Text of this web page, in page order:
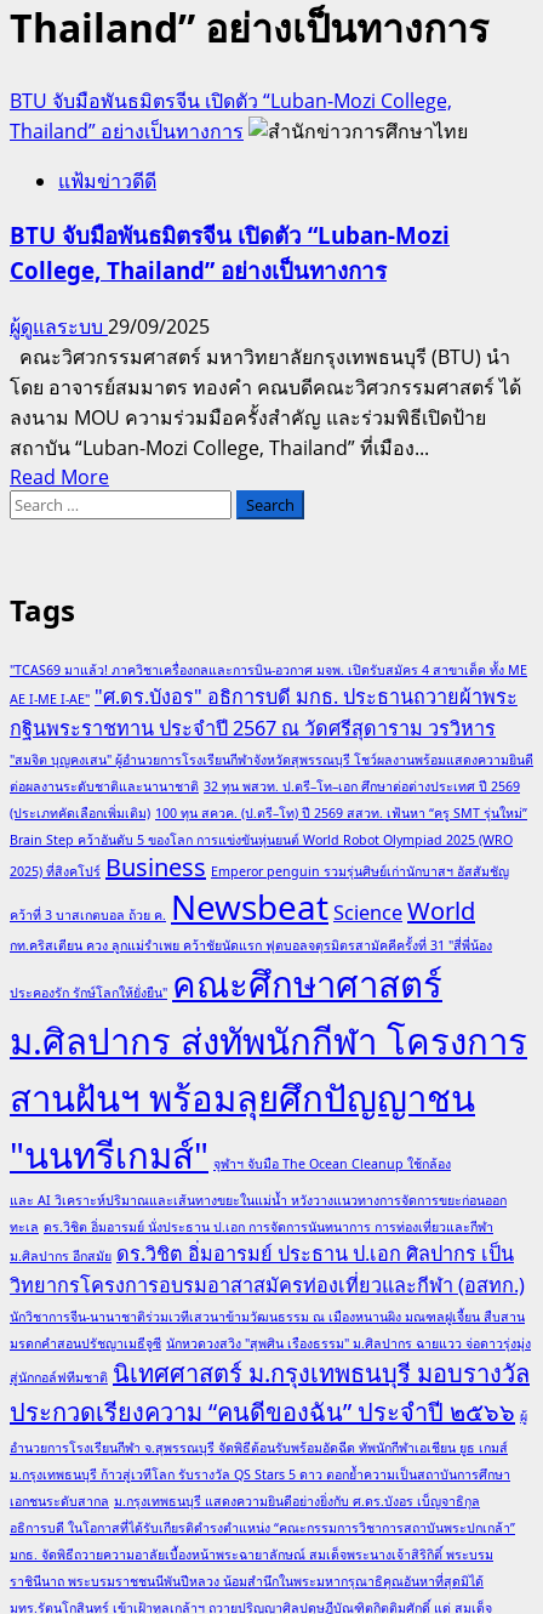
Thailand” อย่างเป็นทางการ
BTU จับมือพันธมิตรจีน เปิดตัว “Luban-Mozi College,
Thailand” อย่างเป็นทางการ
แฟ้มข่าวดีดี
BTU จับมือพันธมิตรจีน เปิดตัว “Luban-Mozi
College, Thailand” อย่างเป็นทางการ
ผู้ดูแลระบบ 29/09/2025
คณะวิศวกรรมศาสตร์ มหาวิทยาลัยกรุงเทพธนบุรี (BTU) นำ
โดย อาจารย์สมมาตร ทองคำ คณบดีคณะวิศวกรรมศาสตร์ ได้
ลงนาม MOU ความร่วมมือครั้งสำคัญ และร่วมพิธีเปิดป้าย
สถาบัน “Luban-Mozi College, Thailand” ที่เมือง...
Read MoreRead
จีน
เปิด
ตัว
“Luban-
Mozi
College,
Thailand”
อย่าง
เป็น
ทางการ
Search
Tags
"TCAS69 มาแล้ว! ภาควิชาเครื่องกลและการบิน-อวกาศ มจพ. เปิดรับสมัคร 4 สาขาเด็ด ทั้ง ME
AE I-ME I-AE" "ศ.ดร.บังอร" อธิการบดี มกธ. ประธานถวายผ้าพระ
กฐินพระราชทาน ประจำปี 2567 ณ วัดศรีสุดาราม วรวิหาร
"สมจิต บุญคงเสน" ผู้อำนวยการโรงเรียนกีฬาจังหวัดสุพรรณบุรี โชว์ผลงานพร้อมแสดงความยินดี
ต่อผลงานระดับชาติและนานาชาติ 32 ทุน พสวท. ป.ตรี–โท–เอก ศึกษาต่อต่างประเทศ ปี 2569
(ประเภทคัดเลือกเพิ่มเติม) 100 ทุน สควค. (ป.ตรี–โท) ปี 2569 สสวท. เฟ้นหา “ครู SMT รุ่นใหม่”
Brain Step คว้าอันดับ 5 ของโลก การแข่งขันหุ่นยนต์ World Robot Olympiad 2025 (WRO
2025) ที่สิงคโปร์ Business Emperor penguin รวมรุ่นศิษย์เก่านักบาสฯ อัสสัมชัญ
คว้าที่ 3 บาสเกตบอล ถ้วย ค. NewsbeatScienceWorld
กท.คริสเตียน ควง ลูกแม่รำเพย คว้าชัยนัดแรก ฟุตบอลจตุรมิตรสามัคคีครั้งที่ 31 "สี่พี่น้อง
ประคองรัก รักษ์โลกให้ยั่งยืน" คณะศึกษาศาสตร์
ม.ศิลปากร ส่งทัพนักกีฬา โครงการ
สานฝันฯ พร้อมลุยศึกปัญญาชน
"นนทรีเกมส์" จุฬาฯ จับมือ The Ocean Cleanup ใช้กล้อง
และ AI วิเคราะห์ปริมาณและเส้นทางขยะในแม่น้ำ หวังวางแนวทางการจัดการขยะก่อนออก
ทะเล ดร.วิชิต อิ่มอารมย์ นั่งประธาน ป.เอก การจัดการนันทนาการ การท่องเที่ยวและกีฬา
ม.ศิลปากร อีกสมัย ดร.วิชิต อิ่มอารมย์ ประธาน ป.เอก ศิลปากร เป็น
วิทยากรโครงการอบรมอาสาสมัครท่องเที่ยวและกีฬา (อสทก.)
นักวิชาการจีน-นานาชาติร่วมเวทีเสวนาข้ามวัฒนธรรม ณ เมืองหนานผิง มณฑลฝูเจี้ยน สืบสาน
มรดกคำสอนปรัชญาเมธีจูซี นักหวดวงสวิง "สุพศิน เรืองธรรม" ม.ศิลปากร ฉายแวว จ่อดาวรุ่งมุ่ง
สู่นักกอล์ฟทีมชาติ นิเทศศาสตร์ ม.กรุงเทพธนบุรี มอบรางวัล
ประกวดเรียงความ “คนดีของฉัน” ประจำปี ๒๕๖๖ ผู้
อำนวยการโรงเรียนกีฬา จ.สุพรรณบุรี จัดพิธีต้อนรับพร้อมอัดฉีด ทัพนักกีฬาเอเชียน ยูธ เกมส์
ม.กรุงเทพธนบุรี ก้าวสู่เวทีโลก รับรางวัล QS Stars 5 ดาว ตอกย้ำความเป็นสถาบันการศึกษา
เอกชนระดับสากล ม.กรุงเทพธนบุรี แสดงความยินดีอย่างยิ่งกับ ศ.ดร.บังอร เบ็ญจาธิกุล
อธิการบดี ในโอกาสที่ได้รับเกียรติดำรงตำแหน่ง “คณะกรรมการวิชาการสถาบันพระปกเกล้า”
มกธ. จัดพิธีถวายความอาลัยเบื้องหน้าพระฉายาลักษณ์ สมเด็จพระนางเจ้าสิริกิติ์ พระบรม
ราชินีนาถ พระบรมราชชนนีพันปีหลวง น้อมสำนึกในพระมหากรุณาธิคุณอันหาที่สุดมิได้
มทร.รัตนโกสินทร์ เข้าเฝ้าทูลเกล้าฯ ถวายปริญญาศิลปดุษฎีบัณฑิตกิตติมศักดิ์ แด่ สมเด็จ